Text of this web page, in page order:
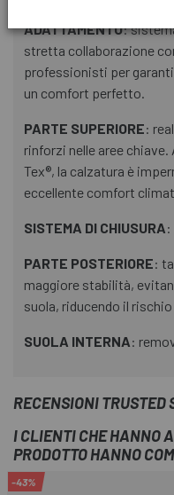
ADATTAMENTO:
stretta collaborazione
professionisti per
un comfort perfetto.
PARTE SUPERIORE:
rinforzi nelle aree
Tex®, la calzatura è
eccellente comfort
SISTEMA DI CHIUSURA:
PARTE POSTERIORE:
maggiore stabilità,
suola, riducendo il
SUOLA INTERNA:
RECENSIONI TRUSTED
I CLIENTI CHE HANNO
PRODOTTO HANNO
-43%